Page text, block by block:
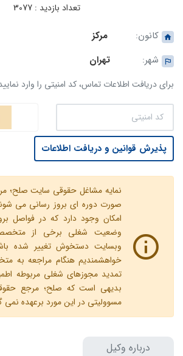
تعداد بازدید : 3077
کانون:
مرکز
شهر:
تهران
برای دریافت اطلاعات تماس، کد امنیتی را وارد
پذیرش قوانین و دریافت اطلاعات
نمایه مشاغل حقوقی سایت صلح؛
صورت دوره ای بروز رسانی می
امکان وجود دارد که در فواصل
وضعیت شغلی برخی از
وبسایت دستخوش تغییر شده
خواهشمندیم هنگام مراجعه به
تمدید مجوزهای شغلی مربوطه
بدیهی است که صلح؛ مرجع
مسوولیتی در این مورد برعهده نمی
درباره وکیل